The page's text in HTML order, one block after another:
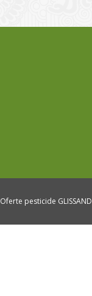
Oferte pesticide